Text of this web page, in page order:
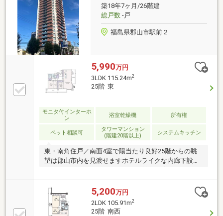
築18年7ヶ月/26階建
総戸数-戸
福島県郡山市駅前２
5,990万円
3LDK 115.24m2
25階 東
モニタ付インターホ
ン
浴室乾燥機 所有権
ペット相談可
タワーマンション
(階建20階以上)
システムキッチン
東・南角住戸／南面4室で陽当たり良好25階からの眺
望は郡山市内を見渡せますホテルライクな内廊下設計
リビングダイニングに床暖房を設置各階のフロアにゴ
ミステーションを設置ペット飼育可（細則にて制限
有）
5,200万円
2LDK 105.91m2
25階 南西